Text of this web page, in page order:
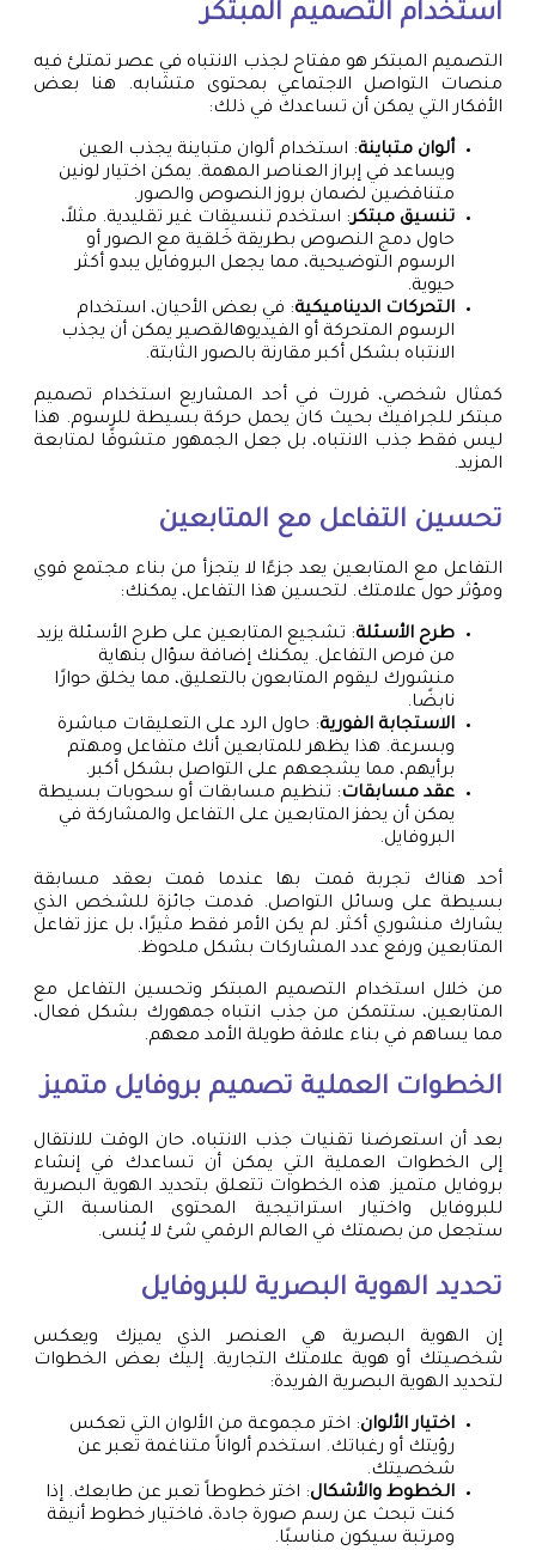
استخدام التصميم المبتكر
التصميم المبتكر هو مفتاح لجذب الانتباه في عصر تمتلئ فيه
منصات التواصل الاجتماعي بمحتوى متشابه. هنا بعض
الأفكار التي يمكن أن تساعدك في ذلك:
ألوان متباينة: استخدام ألوان متباينة يجذب العين
ويساعد في إبراز العناصر المهمة. يمكن اختيار لونين
متناقضين لضمان بروز النصوص والصور.
تنسيق مبتكر: استخدم تنسيقات غير تقليدية. مثلاً،
حاول دمج النصوص بطريقة خَلقية مع الصور أو
الرسوم التوضيحية، مما يجعل البروفايل يبدو أكثر
حيوية.
التحركات الديناميكية: في بعض الأحيان، استخدام
الرسوم المتحركة أو الفيديوهالقصير يمكن أن يجذب
الانتباه بشكل أكبر مقارنة بالصور الثابتة.
كمثال شخصي، قررت في أحد المشاريع استخدام تصميم
مبتكر للجرافيك بحيث كان يحمل حركة بسيطة للرسوم. هذا
ليس فقط جذب الانتباه، بل جعل الجمهور متشوقًا لمتابعة
المزيد.
تحسين التفاعل مع المتابعين
التفاعل مع المتابعين يعد جزءًا لا يتجزأ من بناء مجتمع قوي
ومؤثر حول علامتك. لتحسين هذا التفاعل، يمكنك:
طرح الأسئلة: تشجيع المتابعين على طرح الأسئلة يزيد
من فرص التفاعل. يمكنك إضافة سؤال بنهاية
منشورك ليقوم المتابعون بالتعليق، مما يخلق حوارًا
نابضًا.
الاستجابة الفورية: حاول الرد على التعليقات مباشرة
وبسرعة. هذا يظهر للمتابعين أنك متفاعل ومهتم
برأيهم، مما يشجعهم على التواصل بشكل أكبر.
عقد مسابقات: تنظيم مسابقات أو سحوبات بسيطة
يمكن أن يحفز المتابعين على التفاعل والمشاركة في
البروفايل.
أحد هناك تجربة قمت بها عندما قمت بعقد مسابقة
بسيطة على وسائل التواصل. قدمت جائزة للشخص الذي
يشارك منشوري أكثر. لم يكن الأمر فقط مثيرًا، بل عزز تفاعل
المتابعين ورفع عدد المشاركات بشكل ملحوظ.
من خلال استخدام التصميم المبتكر وتحسين التفاعل مع
المتابعين، ستتمكن من جذب انتباه جمهورك بشكل فعال،
مما يساهم في بناء علاقة طويلة الأمد معهم.
الخطوات العملية تصميم بروفايل متميز
بعد أن استعرضنا تقنيات جذب الانتباه، حان الوقت للانتقال
إلى الخطوات العملية التي يمكن أن تساعدك في إنشاء
بروفايل متميز. هذه الخطوات تتعلق بتحديد الهوية البصرية
للبروفايل واختيار استراتيجية المحتوى المناسبة التي
ستجعل من بصمتك في العالم الرقمي شئ لا يُنسى.
تحديد الهوية البصرية للبروفايل
إن الهوية البصرية هي العنصر الذي يميزك ويعكس
شخصيتك أو هوية علامتك التجارية. إليك بعض الخطوات
لتحديد الهوية البصرية الفريدة:
اختيار الألوان: اختر مجموعة من الألوان التي تعكس
رؤيتك أو رغباتك. استخدم ألواناً متناغمة تعبر عن
شخصيتك.
الخطوط والأشكال: اختر خطوطاً تعبر عن طابعك. إذا
كنت تبحث عن رسم صورة جادة، فاختيار خطوط أنيقة
ومرتبة سيكون مناسبًا.